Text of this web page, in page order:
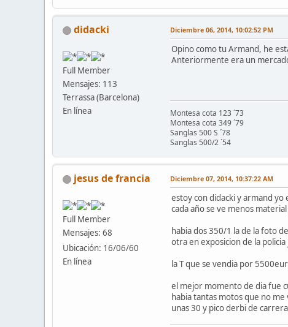
didacki
Full Member
Mensajes: 113
Terrassa (Barcelona)
En línea
Diciembre 06, 2014, 10:02:52 PM
Opino como tu Armand, he
Anteriormente era un
Montesa cota 123 ´73
Montesa cota 349 ´79
Sanglas 500 S ´78
Sanglas 500/2 ´54
jesus de francia
Full Member
Mensajes: 68
Ubicación: 16/06/60
En línea
Diciembre 07, 2014, 10:37:22 AM
estoy con didacki y armand
cada año se ve menos
habia dos 350/1 la de la foto
otra en exposicion de la
la T que se vendia por
el mejor momento de dia fue
habia tantas motos que no me
unas 30 y pico derbi de